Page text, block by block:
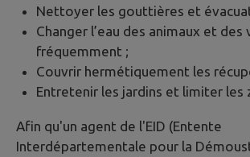
Nettoyer les gouttières et
Changer l’eau des animaux et des
fréquemment ;
Couvrir hermétiquement les
Entretenir les jardins et limiter les
Afin qu'un agent de l'EID (Entente
Interdépartementale pour la